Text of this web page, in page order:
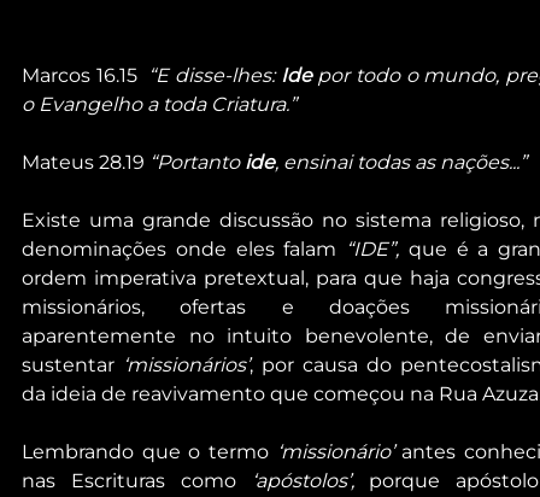
Marcos 16.15 “E disse-lhes: Ide por todo o mundo,
o Evangelho a toda Criatura.”
Mateus 28.19 “Portanto ide, ensinai todas as nações...”
Existe uma grande discussão no sistema religioso,
denominações onde eles falam
“IDE”, que é a
ordem imperativa pretextual, para que haja
missionários, ofertas e doações
aparentemente no intuito benevolente, de
sustentar ‘missionários’, por causa do
da ideia de reavivamento que começou na Rua
Lembrando que o termo ‘missionário’ antes
nas Escrituras como
‘apóstolos’, porque